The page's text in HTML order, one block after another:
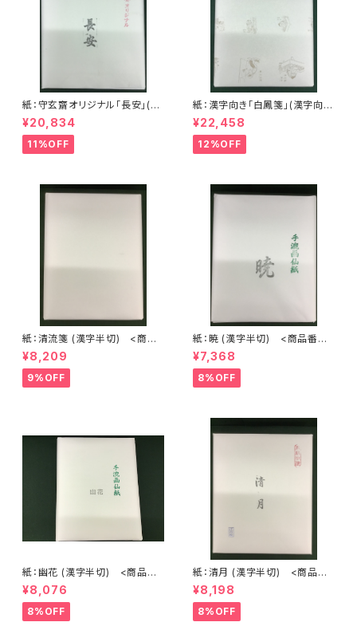
紙：守玄齋オリジナル「長安」(漢
字向き) 半切2反セット (1反100
枚×2) <商品番号1197>
¥20,834
11%OFF
紙：漢字向き「白鳳箋」(漢字向
き) 半切2反セット (1反100枚×
2) <商品番号1198>
¥22,458
12%OFF
紙：清流箋 (漢字半切) <商品
番号1220>
¥8,209
9%OFF
紙：暁 (漢字半切) <商品番号1
221>
¥7,368
8%OFF
紙：幽花 (漢字半切) <商品番
号1223>
¥8,076
8%OFF
紙：清月 (漢字半切) <商品番
号1224>
¥8,198
8%OFF